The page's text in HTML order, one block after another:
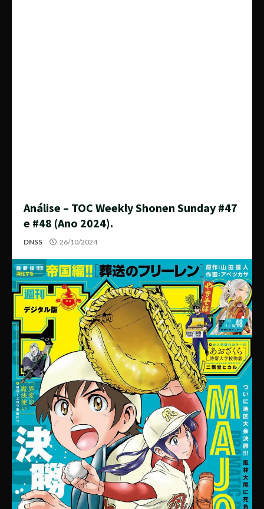
Análise – TOC Weekly Shonen Sunday #47
e #48 (Ano 2024).
DNSS 26/10/2024